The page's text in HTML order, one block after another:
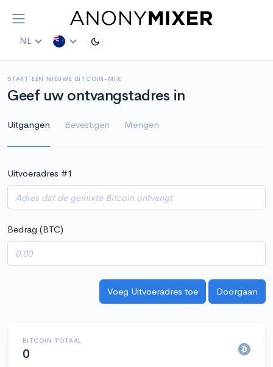
NL
START EEN NIEUWE BITCOIN-MIX
Geef uw ontvangstadres in
Uitgangen Bevestigen Mengen
Uitvoeradres #1
Bedrag (BTC)
BITCOIN TOTAAL
0